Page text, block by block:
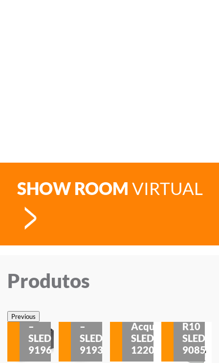
SHOW ROOM VIRTUAL
Produtos
PreviousSobrepor
–
SLED
9196
–
SLED
9193
Acqua
SLED
1220
R10
SLED
9085